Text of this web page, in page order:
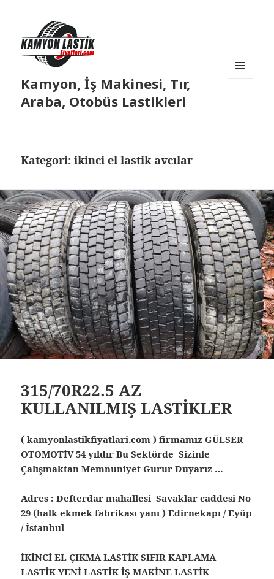
Kamyon, İş Makinesi, Tır,
Araba, Otobüs Lastikleri
Kategori:ikinci el lastik avcılar
315/70R22.5 AZ
KULLANILMIŞ LASTİKLER
( kamyonlastikfiyatlari.com ) firmamız GÜLSER
OTOMOTİV 54 yıldır Bu Sektörde Sizinle
Çalışmaktan Memnuniyet Gurur Duyarız …
Adres : Defterdar mahallesi Savaklar caddesi No
29 (halk ekmek fabrikası yanı ) Edirnekapı / Eyüp
/ İstanbul
İKİNCİ EL ÇIKMA LASTİK SIFIR KAPLAMA
LASTİK YENİ LASTİK İŞ MAKİNE LASTİK